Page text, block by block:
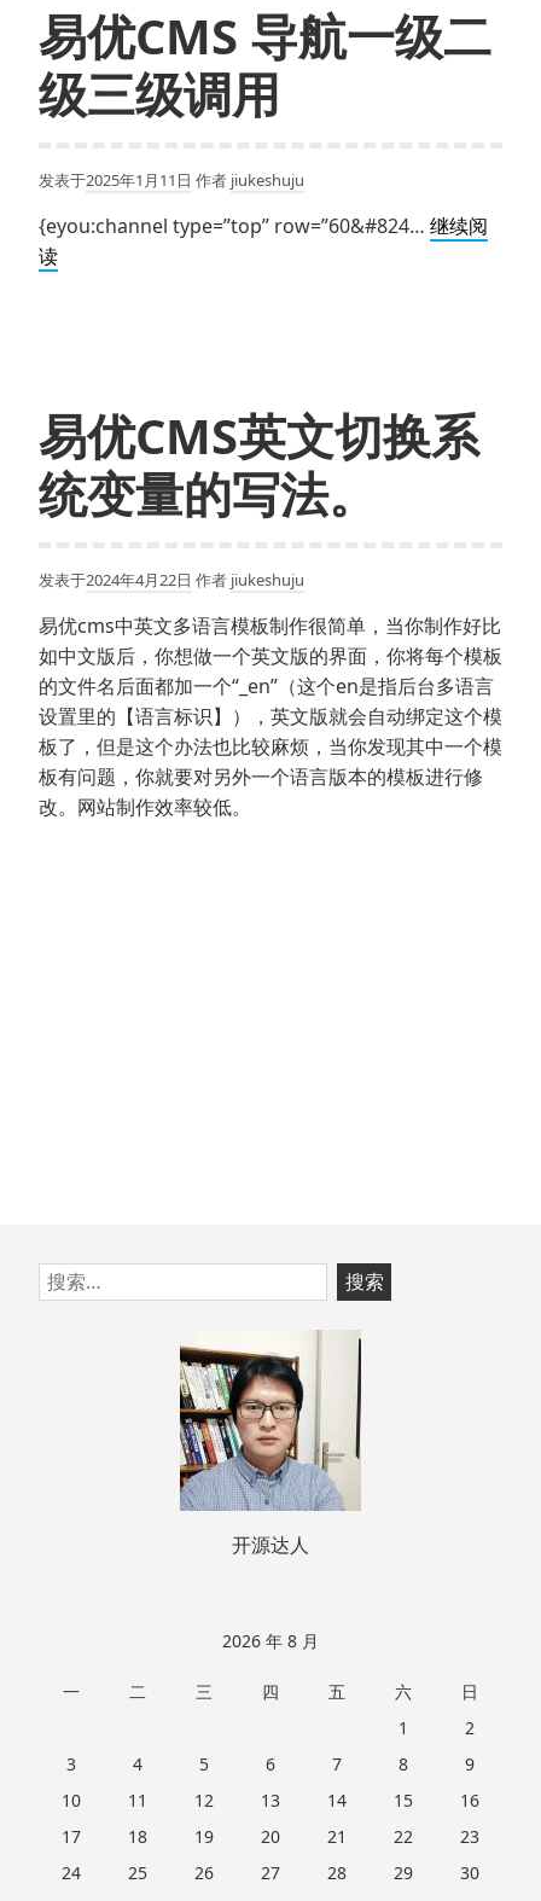
易优CMS 导航一级二
级三级调用
发表于2025年1月11日 作者 jiukeshuju
{eyou:channel type=”top” row=”60&#824… 继续阅
读易
级
二
级
三
调
用
易优CMS英文切换系
统变量的写法。
发表于2024年4月22日 作者 jiukeshuju
易优cms中英文多语言模板制作很简单，当你制作好比
如中文版后，你想做一个英文版的界面，你将每个模板
的文件名后面都加一个“_en”（这个en是指后台多语言
设置里的【语言标识】），英文版就会自动绑定这个模
板了，但是这个办法也比较麻烦，当你发现其中一个模
板有问题，你就要对另外一个语言版本的模板进行修
改。网站制作效率较低。
跳
至
搜
索：
开源达人
2026 年 8 月
一 二 三 四 五 六
日
1
2
3
4 5 6 7 8
9
10
11 12 13 14 15
16
17
18 19 20 21 22
23
24
25 26 27 28 29
30